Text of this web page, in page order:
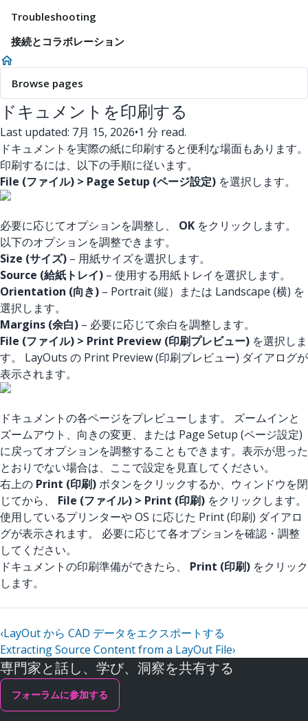
Troubleshooting
接続とコラボレーション
Browse pages
ドキュメントを印刷する
Last updated: 7月 15, 2026•1 分 read.
ドキュメントを実際の紙に印刷すると便利な場面もあります。
印刷するには、以下の手順に従います。
File (ファイル) > Page Setup (ページ設定) を選択します。
必要に応じてオプションを調整し、 OK をクリックします。
以下のオプションを調整できます。
Size (サイズ) – 用紙サイズを選択します。
Source (給紙トレイ) – 使用する用紙トレイを選択します。
Orientation (向き) – Portrait (縦）または Landscape (横) を
選択します。
Margins (余白) – 必要に応じて余白を調整します。
File (ファイル) > Print Preview (印刷プレビュー) を選択しま
す。 LayOuts の Print Preview (印刷プレビュー) ダイアログが
表示されます。
ドキュメントの各ページをプレビューします。 ズームインと
ズームアウト、向きの変更、または Page Setup (ページ設定)
に戻ってオプションを調整することもできます。表示が思った
とおりでない場合は、ここで設定を見直してください。
右上の Print (印刷)ボタンをクリックするか、ウィンドウを閉
じてから、 File (ファイル) > Print (印刷) をクリックします。
使用しているプリンターや OS に応じた Print (印刷) ダイアロ
グが表示されます。 必要に応じて各オプションを確認・調整
してください。
ドキュメントの印刷準備ができたら、 Print (印刷) をクリック
します。
‹LayOut から CAD データをエクスポートする
Extracting Source Content from a LayOut File›
専門家と話し、学び、洞察を共有する
フォーラムに参加する